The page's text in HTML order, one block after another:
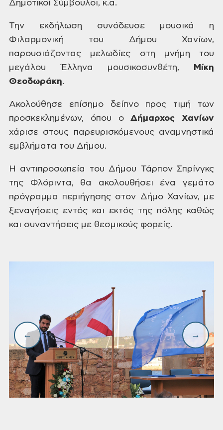
Δημοτικοί Σύμβουλοι, κ.α.
Την εκδήλωση συνόδευσε μουσικά η
Φιλαρμονική του Δήμου Χανίων,
παρουσιάζοντας μελωδίες στη μνήμη του
μεγάλου Έλληνα μουσικοσυνθέτη,
Μίκη
Θεοδωράκη.
Ακολούθησε επίσημοδείπνο προς τιμή των
προσκεκλημένων, όπου οΔήμαρχος Χανίων
χάρισε στους παρευρισκόμενους αναμνηστικά
εμβλήματα του Δήμου.
Η αντιπροσωπεία του Δήμου Τάρπον Σπρίνγκς
της Φλόριντα, θα ακολουθήσει ένα γεμάτο
πρόγραμμα
περιήγησης στον Δήμο Χανίων, με
ξεναγήσεις εντός και εκτός της πόλης καθώς
και συναντήσεις με θεσμικούς φορείς.